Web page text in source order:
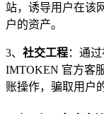
站，诱导用户在该
户的资产。
3、 社交工程：通
IMTOKEN 官方客
账操作，骗取用户